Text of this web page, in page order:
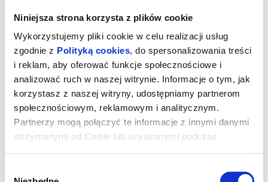
Niniejsza strona korzysta z plików cookie
Wykorzystujemy pliki cookie w celu realizacji usług
zgodnie z Polityką cookies, do spersonalizowania treści
i reklam, aby oferować funkcje społecznościowe i
analizować ruch w naszej witrynie. Informacje o tym, jak
korzystasz z naszej witryny, udostępniamy partnerom
społecznościowym, reklamowym i analitycznym.
Partnerzy mogą połączyć te informacje z innymi danymi
otrzymanymi od Ciebie lub uzyskanymi podczas
Sprzedaż biletów on-line na wydarzenie
została zakończona.